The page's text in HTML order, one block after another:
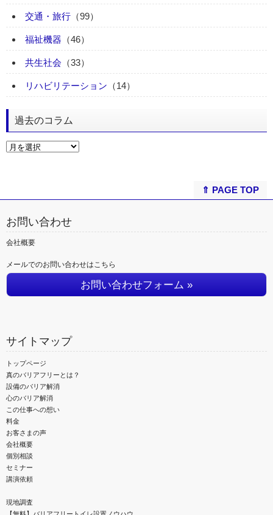
交通・旅行 （99）
福祉機器 （46）
共生社会 （33）
リハビリテーション （14）
過去のコラム
⇑ PAGE TOP
お問い合わせ
会社概要
メールでのお問い合わせはこちら
お問い合わせフォーム »
サイトマップ
トップページ
真のバリアフリーとは？
設備のバリア解消
心のバリア解消
この仕事への想い
料金
お客さまの声
会社概要
個別相談
セミナー
講演依頼
現地調査